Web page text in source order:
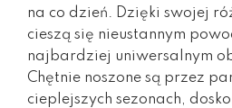
na co dzień. Dzięki swojej
cieszą się nieustannym
najbardziej uniwersalnym
Chętnie noszone są przez
cieplejszych sezonach,